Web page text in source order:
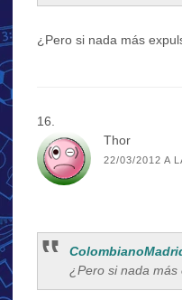
¿Pero si nada más
Thor
22/03/2012 A
¿Pero si nada